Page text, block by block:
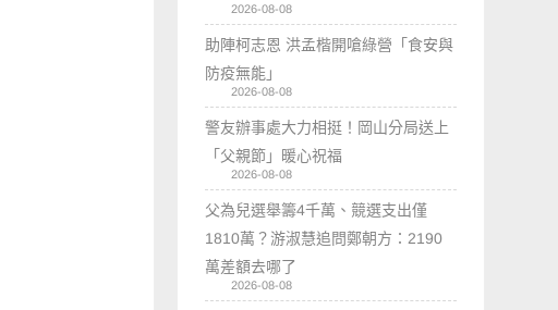
2026-08-08
助陣柯志恩 洪孟楷開嗆綠營「食安與
防疫無能」
2026-08-08
警友辦事處大力相挺！岡山分局送上
「父親節」暖心祝福
2026-08-08
父為兒選舉籌4千萬、競選支出僅
1810萬？游淑慧追問鄭朝方：2190
萬差額去哪了
2026-08-08